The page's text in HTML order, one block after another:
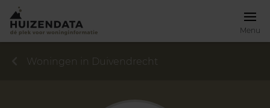
Menu
Woningen in Duivendrecht